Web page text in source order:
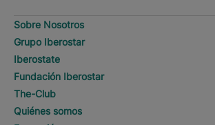
Sobre Nosotros
Grupo Iberostar
Iberostate
Fundación Iberostar
The-Club
Quiénes somos